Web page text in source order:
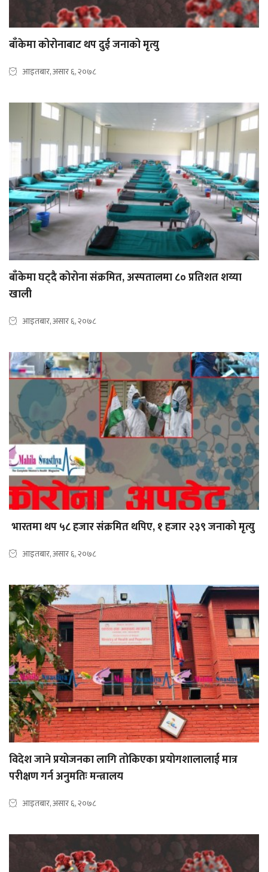
बाँकेमा कोरोनाबाट थप दुई जनाको मृत्यु
आइतबार, असार ६, २०७८
बाँकेमा घट्दै कोरोना संक्रमित, अस्पतालमा ८० प्रतिशत शय्या
खाली
आइतबार, असार ६, २०७८
भारतमा थप ५८ हजार संक्रमित थपिए, १ हजार २३९ जनाको मृत्यु
आइतबार, असार ६, २०७८
विदेश जाने प्रयोजनका लागि तोकिएका प्रयोगशालालाई मात्र
परीक्षण गर्न अनुमतिः मन्त्रालय
आइतबार, असार ६, २०७८